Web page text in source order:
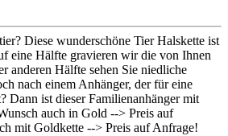
Diese wunderschöne Tier Halskette ist
eine Hälfte gravieren wir die von Ihnen
anderen Hälfte sehen Sie niedliche
nach einem Anhänger, der für eine
Dann ist dieser Familienanhänger mit
auch in Gold --> Preis auf
mit Goldkette --> Preis auf Anfrage!